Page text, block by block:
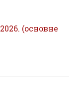
(основне